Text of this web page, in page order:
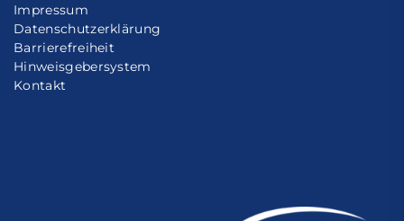
Impressum
Datenschutzerklärung
Barrierefreiheit
Hinweisgebersystem
Kontakt